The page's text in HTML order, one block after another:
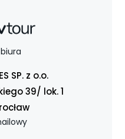
SP. z o.o.
39/ lok. 1